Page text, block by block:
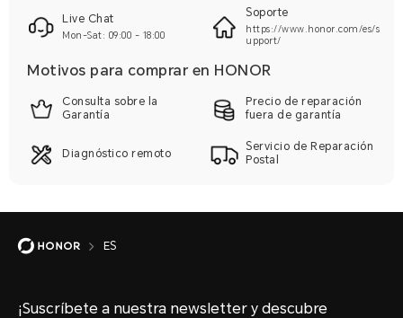
Live Chat
Mon-Sat: 09:00 - 18:00
Soporte
https://www.honor.com/es/s
upport/
Motivos para comprar en HONOR
Consulta sobre la
Garantía
Precio de reparación
fuera de garantía
Diagnóstico remoto
Servicio de Reparación
Postal
ES
¡Suscríbete a nuestra newsletter y descubre